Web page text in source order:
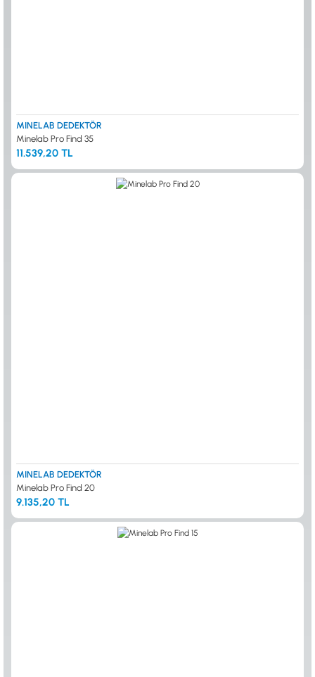
MINELAB DEDEKTÖR
Minelab Pro Find 35
11.539,20 TL
MINELAB DEDEKTÖR
Minelab Pro Find 20
9.135,20 TL